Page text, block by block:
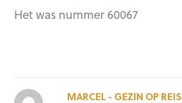
Het was nummer 60067
MARCEL - GEZIN OP REIS